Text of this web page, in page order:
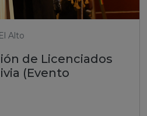
Alto
de Licenciados
(Evento